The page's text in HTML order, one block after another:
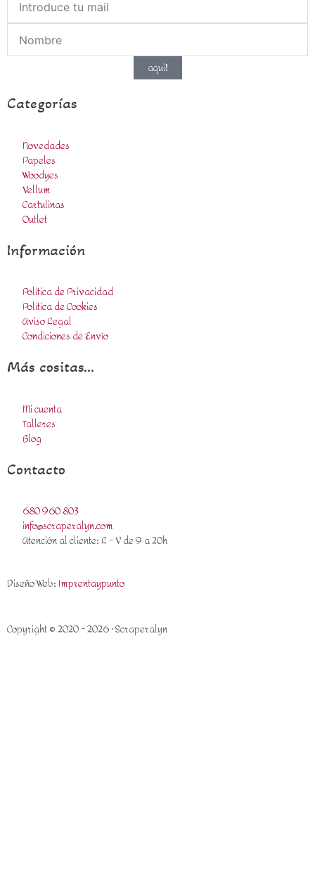
aqui!
Categorías
Novedades
Papeles
Woodyes
Vellum
Cartulinas
Outlet
Información
Política de Privacidad
Política de Cookies
Aviso Legal
Condiciones de Envío
Más cositas...
Mi cuenta
Talleres
Blog
Contacto
680 960 803
info@scraperalyn.com
Atención al cliente: L - V de 9 a 20h
Diseño Web:Imprentaypunto
Copyright © 2020 - 2026 · Scraperalyn